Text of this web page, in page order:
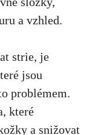
a vzhled.
strie, je
jsou
problémem.
‌které
a snižovat